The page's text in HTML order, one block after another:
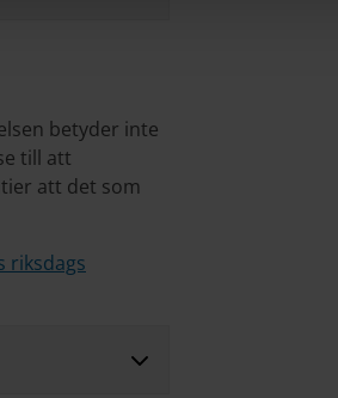
betyder inte
till att
att det som
riksdags